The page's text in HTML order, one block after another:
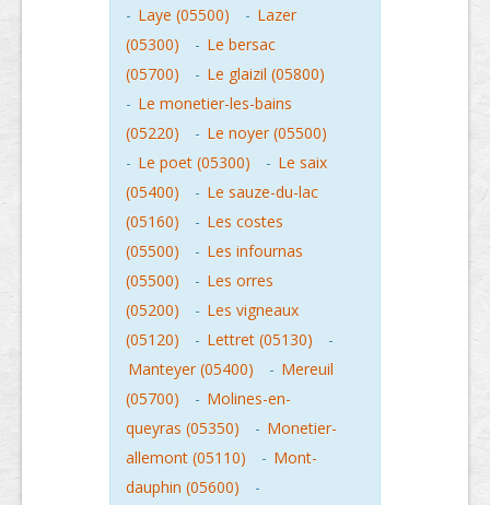
- Laye (05500) - Lazer
(05300)
- Le bersac
(05700)
- Le glaizil (05800)
- Le monetier-les-bains
(05220)
- Le noyer (05500)
- Le poet (05300) - Le saix
(05400)
- Le sauze-du-lac
(05160)
- Les costes
(05500)
- Les infournas
(05500)
- Les orres
(05200)
- Les vigneaux
(05120)
- Lettret (05130)
-
Manteyer (05400)
- Mereuil
(05700)
- Molines-en-
queyras (05350)
- Monetier-
allemont (05110)
- Mont-
dauphin (05600)
-